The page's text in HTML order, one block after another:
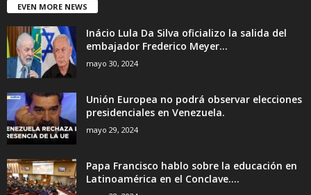
EVEN MORE NEWS
Inácio Lula Da Silva oficializo la salida del
embajador Frederico Meyer...
mayo 30, 2024
Unión Europea no podrá observar elecciones
presidenciales en Venezuela.
mayo 29, 2024
Papa Francisco hablo sobre la educación en
Latinoamérica en el Conclave....